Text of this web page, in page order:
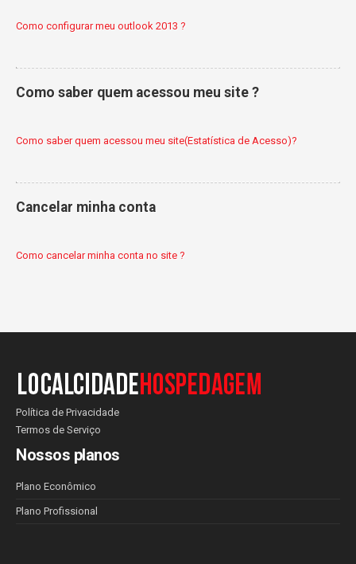
Como configurar meu outlook 2013 ?
Como saber quem acessou meu site ?
Como saber quem acessou meu site(Estatística de Acesso)?
Cancelar minha conta
Como cancelar minha conta no site ?
Política de Privacidade
Termos de Serviço
Nossos planos
Plano Econômico
Plano Profissional